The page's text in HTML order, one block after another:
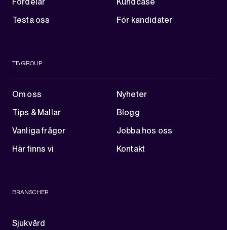
Testa oss
För kandidater
TB GROUP
Om oss
Nyheter
Tips & Mallar
Blogg
Vanliga frågor
Jobba hos oss
Här finns vi
Kontakt
BRANSCHER
Sjukvård